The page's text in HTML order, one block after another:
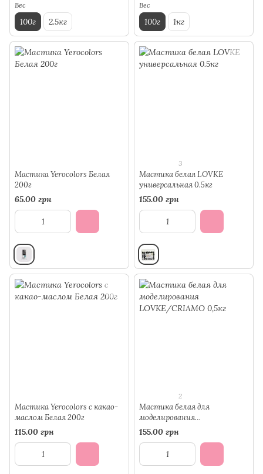
Вес
100г 2.5кг
Вес
100г 1кг
Мастика Yerocolors Белая
200г
65.00 грн
3
Мастика белая LOVKE
универсальная 0.5кг
155.00 грн
Мастика Yerocolors с какао-
маслом Белая 200г
115.00 грн
2
Мастика белая для
моделирования
LOVKE/CRIAMO 0,5кг
155.00 грн